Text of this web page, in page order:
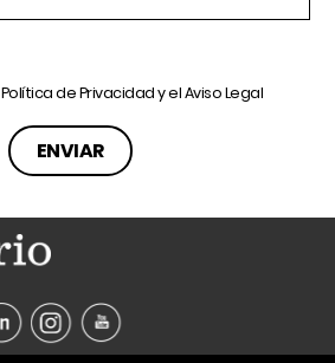
Política de Privacidady elAviso Legal